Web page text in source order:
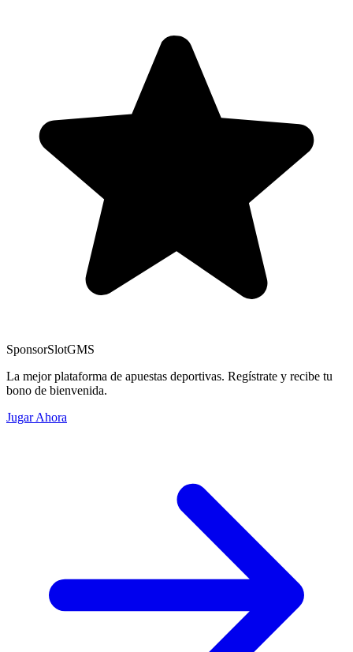
SponsorSlotGMS
La mejor plataforma de apuestas deportivas. Regístrate y recibe tu
bono de bienvenida.
Jugar Ahora